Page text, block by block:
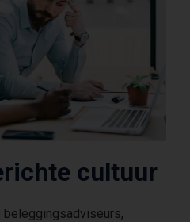
cultuur
beleggingsadviseurs,